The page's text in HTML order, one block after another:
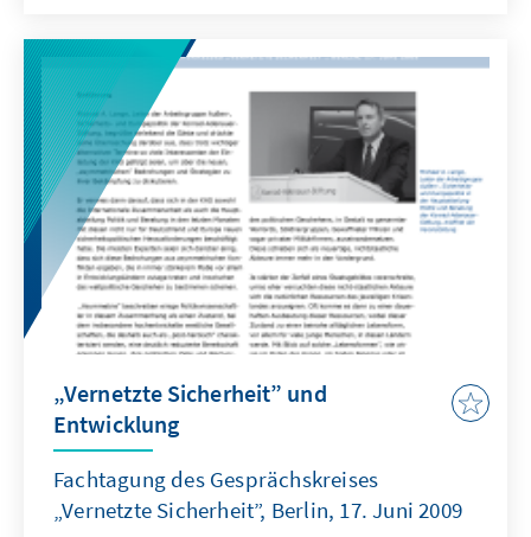
fasst die Ergebnisse zusammen.
„Vernetzte Sicherheit” und
Entwicklung
Fachtagung des Gesprächskreises
„Vernetzte Sicherheit”, Berlin, 17. Juni 2009